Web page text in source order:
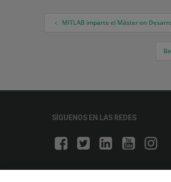
Navegación de entradas
MITLAB imparte el Máster en
SÍGUENOS EN LAS REDES